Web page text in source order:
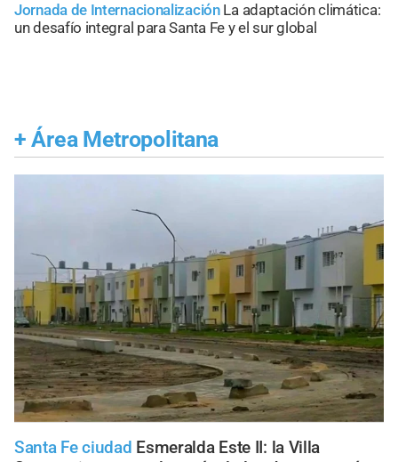
Jornada de Internacionalización La adaptación climática:
un desafío integral para Santa Fe y el sur global
+ Área Metropolitana
Santa Fe ciudad Esmeralda Este II: la Villa